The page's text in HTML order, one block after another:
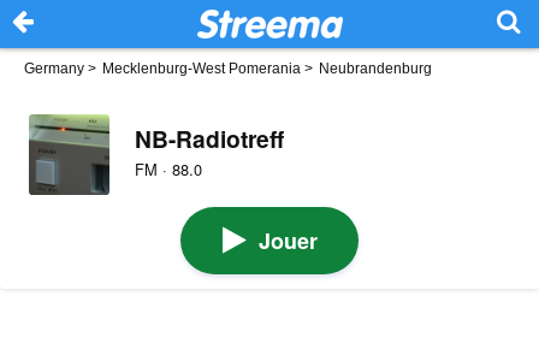
Germany > Mecklenburg-West Pomerania > Neubrandenburg
NB-Radiotreff
FM · 88.0
Jouer